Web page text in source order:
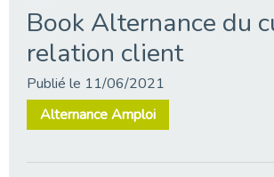
Book Alternance du
relation client
Publié le 11/06/2021
Alternance Amploi